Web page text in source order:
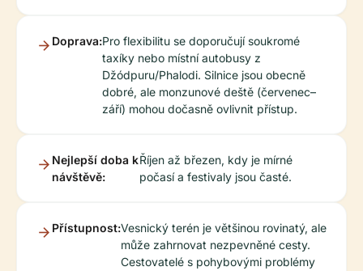
Doprava:Pro flexibilitu se doporučují soukromé
taxíky nebo místní autobusy z
Džódpuru/Phalodi. Silnice jsou obecně
dobré, ale monzunové deště (červenec–
září) mohou dočasně ovlivnit přístup.
Nejlepší doba k
návštěvě:
Říjen až březen, kdy je mírné
počasí a festivaly jsou časté.
Přístupnost:Vesnický terén je většinou rovinatý, ale
může zahrnovat nezpevněné cesty.
Cestovatelé s pohybovými problémy